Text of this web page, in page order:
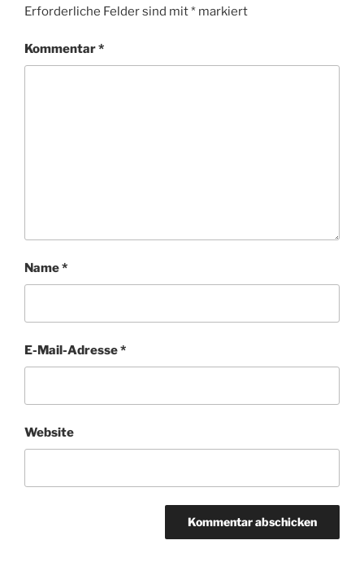
Erforderliche Felder sind mit* markiert
Kommentar*
Name*
E-Mail-Adresse*
Website